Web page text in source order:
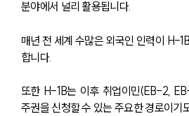
분야에서 널리 활용됩니다.
매년 전 세계 수많은 외국인 인력이 H-
합니다.
또한 H-1B는 이후 취업이민(EB-2,
주권을 신청할 수 있는 주요한 경로이기